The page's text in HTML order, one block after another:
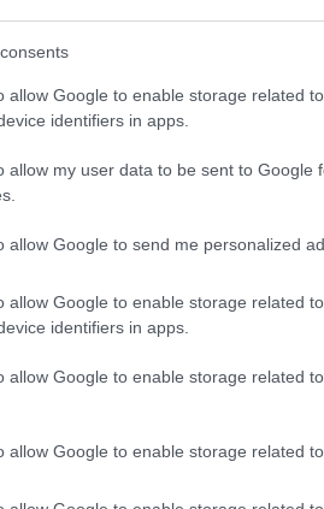
allow Google to enable storage related
identifiers in apps.
allow my user data to be sent to Google
allow Google to send me personalized
allow Google to enable storage related
identifiers in apps.
allow Google to enable storage related
allow Google to enable storage related
most bemutatott VIGI
panel megoldásokkal.